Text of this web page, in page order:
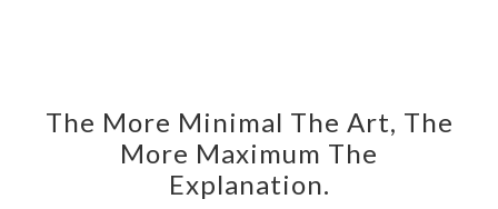
The More Minimal The Art, The
More Maximum The
Explanation.